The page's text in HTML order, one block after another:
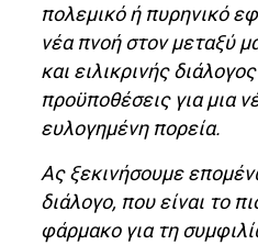
πολεμικό ή πυρηνικό
νέα πνοή στον μεταξύ
και ειλικρινής
προϋποθέσεις για μια
ευλογημένη πορεία.
Ας ξεκινήσουμε
διάλογο, που είναι το
φάρμακο για τη